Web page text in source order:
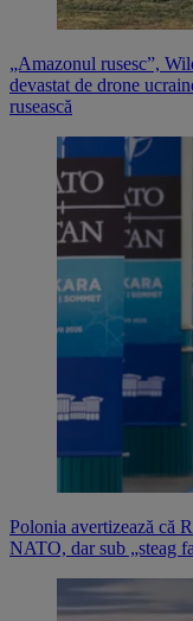
„Amazonul rusesc”,
devastat de drone
rusească
Polonia avertizează că
NATO, dar sub „steag